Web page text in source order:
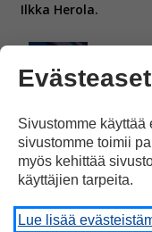
Ilkka Herola.
Ilkka Herola
Sivustomme käyttää
sivustomme toimii
myös kehittää
käyttäjien tarpeita.
Lue lisää